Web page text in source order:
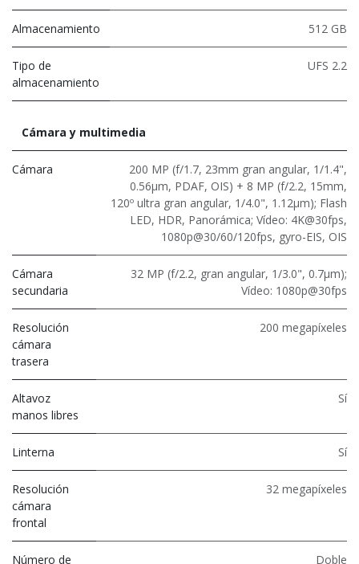
Almacenamiento 512 GB
Tipo de
almacenamiento
UFS 2.2
Cámara y multimedia
Cámara
200 MP (f/1.7, 23mm gran angular, 1/1.4",
0.56μm, PDAF, OIS) + 8 MP (f/2.2, 15mm,
120º ultra gran angular, 1/4.0", 1.12µm); Flash
LED, HDR, Panorámica; Vídeo: 4K@30fps,
1080p@30/60/120fps, gyro-EIS, OIS
Cámara
secundaria
32 MP (f/2.2, gran angular, 1/3.0", 0.7μm);
Vídeo: 1080p@30fps
Resolución
cámara
trasera
200 megapíxeles
Altavoz
manos libres
Sí
Linterna Sí
Resolución
cámara
frontal
32 megapíxeles
Número de
Doble